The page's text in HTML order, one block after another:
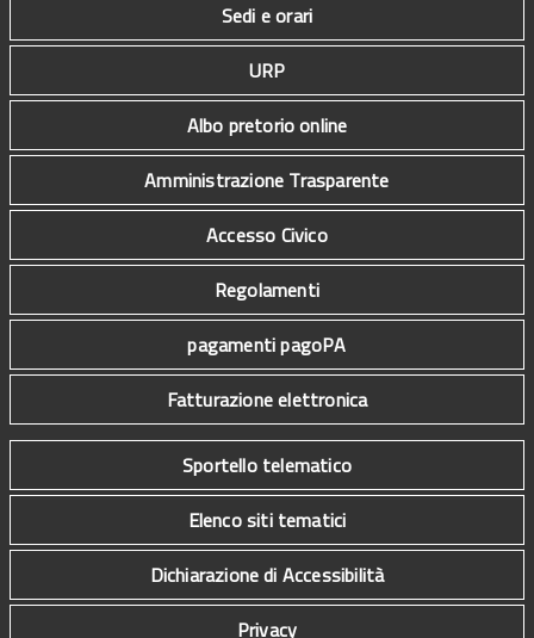
Sedi e orari
URP
Albo pretorio online
Amministrazione Trasparente
Accesso Civico
Regolamenti
pagamenti pagoPA
Fatturazione elettronica
Sportello telematico
Elenco siti tematici
Dichiarazione di Accessibilità
Privacy